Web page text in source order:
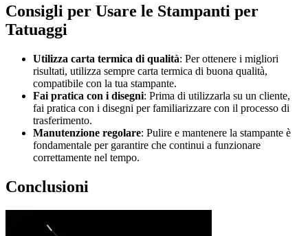
Consigli per Usare le Stampanti per
Tatuaggi
Utilizza carta termica di qualità: Per ottenere i migliori
risultati, utilizza sempre carta termica di buona qualità,
compatibile con la tua stampante.
Fai pratica con i disegni: Prima di utilizzarla su un cliente,
fai pratica con i disegni per familiarizzare con il processo di
trasferimento.
Manutenzione regolare: Pulire e mantenere la stampante è
fondamentale per garantire che continui a funzionare
correttamente nel tempo.
Conclusioni